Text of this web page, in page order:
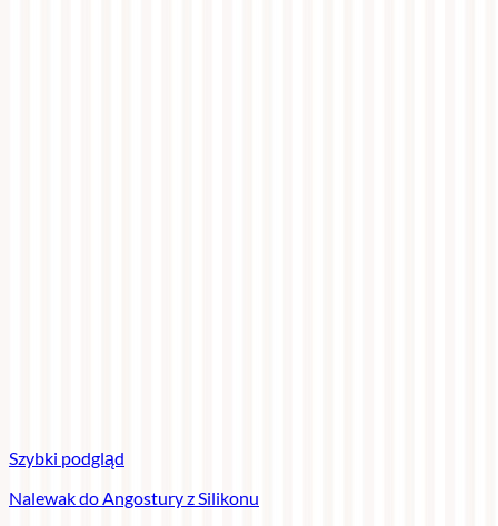
Szybki podgląd
Nalewak do Angostury z Silikonu